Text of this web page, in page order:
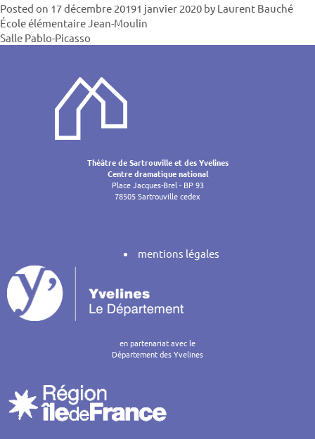
Posted on 17 décembre 20191 janvier 2020 by Laurent Bauché
de
l’article
École élémentaire Jean-Moulin
Salle Pablo-Picasso
Théâtre de Sartrouville et des Yvelines
Centre dramatique national
Place Jacques-Brel - BP 93
78505 Sartrouville cedex
mentions légales
en partenariat avec le
Département des Yvelines